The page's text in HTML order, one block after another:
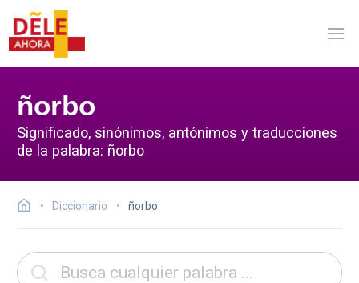
ñorbo
Significado, sinónimos, antónimos y traducciones
de la palabra: ñorbo
Diccionario ñorbo